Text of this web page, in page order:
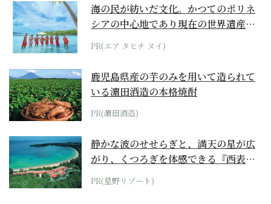
海の民が紡いだ文化。かつてのポリネ
シアの中心地であり現在の世界遺産か
らみえてくる...
PR(エア タヒチ ヌイ)
鹿児島県産の芋のみを用いて造られて
いる濵田酒造の本格焼酎
PR(濵田酒造)
静かな波のせせらぎと、満天の星が広
がり、くつろぎを体感できる『西表島
ホテル by...
PR(星野リゾート)